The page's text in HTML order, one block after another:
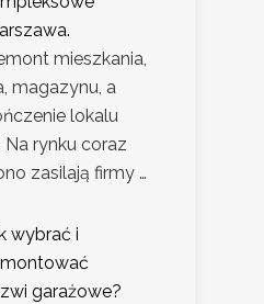
mieszkania,
magazynu, a
lokalu
Na rynku coraz
zasilają firmy …
wybrać i
garażowe?